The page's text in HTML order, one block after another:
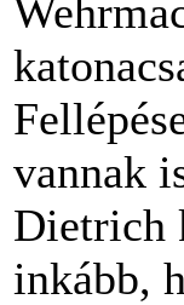
vannak
Dietrich
inkább,